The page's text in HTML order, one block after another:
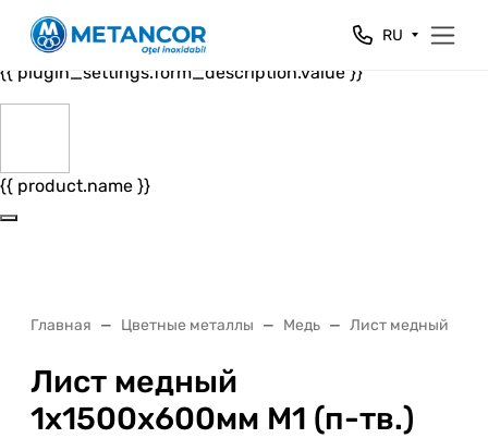
Close
{{ plugin_settings.form_header.value }}
{{ plugin_settings.form_description.value }}
{{ product.name }}
RU
Главная Цветные металлы Медь Лист медный
Лист медный
1x1500x600мм М1 (п-тв.)